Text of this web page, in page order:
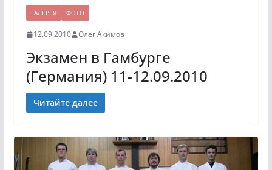
ГАЛЕРЕЯ ФОТО
12.09.2010 Олег Акимов
Экзамен в Гамбурге
(Германия) 11-12.09.2010
Читайте далее